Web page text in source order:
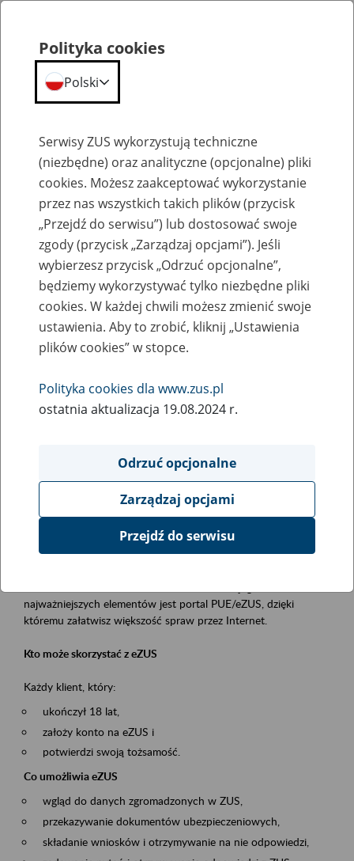
Szkolenia
Zaproś ZUS do siebie - zakładanie profili
eZUS w siedzibie Twojej firmy
Rodzaj wydarzenia
Szkolenia
Obszar merytoryczny
obsługa klientów
Opis wydarzenia
Platforma Usług Elektronicznych ZUS eZUS
najważniejszych elementów jest portal PUE/eZUS, dzięki
któremu załatwisz większość spraw przez Internet.
Kto może skorzystać z eZUS
Każdy klient, który:
ukończył 18 lat,
założy konto na eZUS i
potwierdzi swoją tożsamość.
Co umożliwia eZUS
wgląd do danych zgromadzonych w ZUS,
przekazywanie dokumentów ubezpieczeniowych,
składanie wniosków i otrzymywanie na nie odpowiedzi,
Polityka cookies
Polski
Serwisy ZUS wykorzystują techniczne
(niezbędne) oraz analityczne (opcjonalne) pliki
cookies. Możesz zaakceptować wykorzystanie
przez nas wszystkich takich plików (przycisk
„Przejdź do serwisu”) lub dostosować swoje
zgody (przycisk „Zarządzaj opcjami”). Jeśli
wybierzesz przycisk „Odrzuć opcjonalne”,
będziemy wykorzystywać tylko niezbędne pliki
cookies. W każdej chwili możesz zmienić swoje
ustawienia. Aby to zrobić, kliknij „Ustawienia
plików cookies” w stopce.
Polityka cookies dla www.zus.pl
ostatnia aktualizacja 19.08.2024 r.
Odrzuć opcjonalne
Zarządzaj opcjami
Przejdź do serwisu